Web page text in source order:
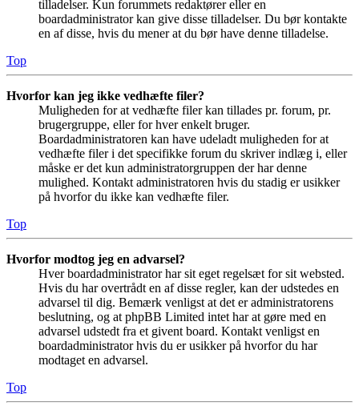
tilladelser. Kun forummets redaktører eller en
boardadministrator kan give disse tilladelser. Du bør kontakte
en af disse, hvis du mener at du bør have denne tilladelse.
Top
Hvorfor kan jeg ikke vedhæfte filer?
Muligheden for at vedhæfte filer kan tillades pr. forum, pr.
brugergruppe, eller for hver enkelt bruger.
Boardadministratoren kan have udeladt muligheden for at
vedhæfte filer i det specifikke forum du skriver indlæg i, eller
måske er det kun administratorgruppen der har denne
mulighed. Kontakt administratoren hvis du stadig er usikker
på hvorfor du ikke kan vedhæfte filer.
Top
Hvorfor modtog jeg en advarsel?
Hver boardadministrator har sit eget regelsæt for sit websted.
Hvis du har overtrådt en af disse regler, kan der udstedes en
advarsel til dig. Bemærk venligst at det er administratorens
beslutning, og at phpBB Limited intet har at gøre med en
advarsel udstedt fra et givent board. Kontakt venligst en
boardadministrator hvis du er usikker på hvorfor du har
modtaget en advarsel.
Top